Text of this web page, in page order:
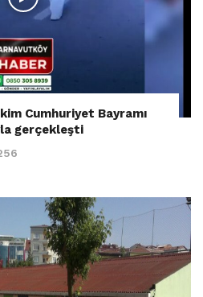
Cumhuriyet Bayramı
gerçekleşti